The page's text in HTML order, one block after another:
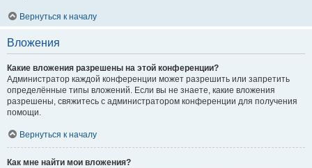
Вернуться к началу
Вложения
Какие вложения разрешены на этой конференции?
Администратор каждой конференции может разрешить или запретить
определённые типы вложений. Если вы не знаете, какие вложения
разрешены, свяжитесь с администратором конференции для получения
помощи.
Вернуться к началу
Как мне найти мои вложения?